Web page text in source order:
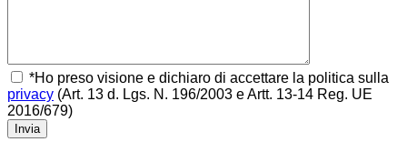
*Ho preso visione e dichiaro di accettare la politica sulla
privacy (Art. 13 d. Lgs. N. 196/2003 e Artt. 13-14 Reg. UE
2016/679)